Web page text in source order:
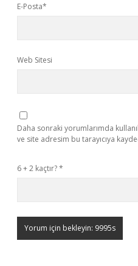
E-Posta*
Web Sitesi
Daha sonraki yorumlarımda
ve site adresim bu tarayıcıya
6 + 2 kaçtır?*